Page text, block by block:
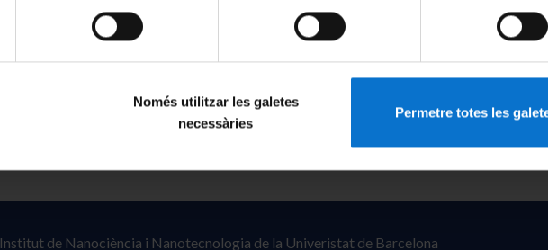
Només utilitzar les galetes
necessàries
Permetre totes les
Institut de Nanociència i Nanotecnologia de la Univeristat de Barcelona